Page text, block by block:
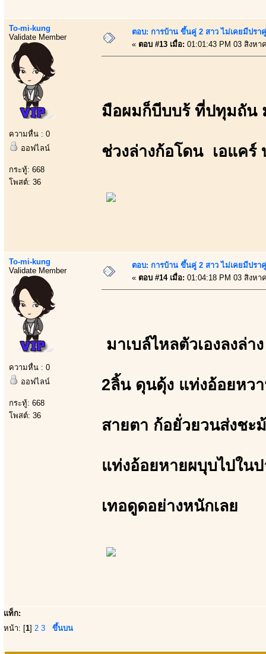
To-mi-kung
Validate Member
ความหื่น : 0
ออฟไลน์
กระทู้: 668
โพสต์: 36
ตอบ: การบ้าน ขึ้นคู่ 2 สาว ไม่เคยมีปร
« ตอบ #13 เมื่อ: 01:01:43 PM 03 สิงหา
มือผมก็บีบบร้ ที่ปทุมถัน
ช่วงล่างก้อโดน เอแคร์
To-mi-kung
Validate Member
ความหื่น : 0
ออฟไลน์
กระทู้: 668
โพสต์: 36
ตอบ: การบ้าน ขึ้นคู่ 2 สาว ไม่เคยมีปร
« ตอบ #14 เมื่อ: 01:04:18 PM 03 สิงหา
มาเบล์ไหลตัวเองลงล่าง
2ลิ้น ดุนดุ้ง แท่งอ้อยหว
สายตา ก้อยั่วยวนส่งชะ
แท่งอ้อยหายผบุบไปใน
เทอดูดอย่างหนักเลย
แท็ก:
หน้า: [1] 2 3 ขึ้นบน